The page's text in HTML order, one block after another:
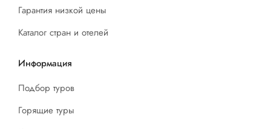
Гарантия низкой цены
Каталог стран и отелей
Информация
Подбор туров
Горящие туры